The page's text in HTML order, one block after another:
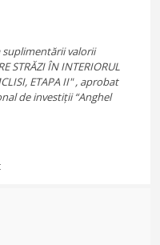
valorii
STRĂZI ÎN INTERIORUL
ETAPA II" , aprobat
de investiții “Anghel